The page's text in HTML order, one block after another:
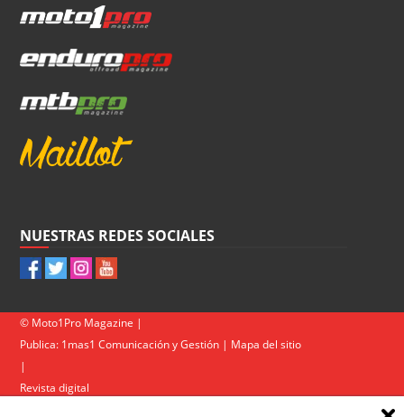
NUESTRAS REDES SOCIALES
© Moto1Pro Magazine |
Publica: 1mas1 Comunicación y Gestión | Mapa del sitio
|
Revista digital